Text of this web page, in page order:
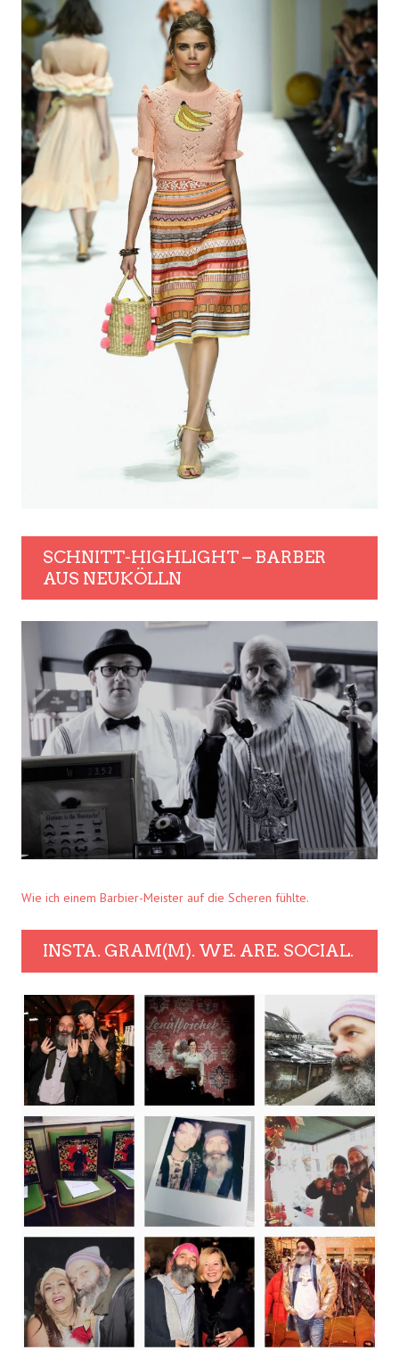
SCHNITT-HIGHLIGHT – BARBER
AUS NEUKÖLLN
Wie ich einem Barbier-Meister auf die Scheren fühlte.
INSTA. GRAM(M). WE. ARE. SOCIAL.